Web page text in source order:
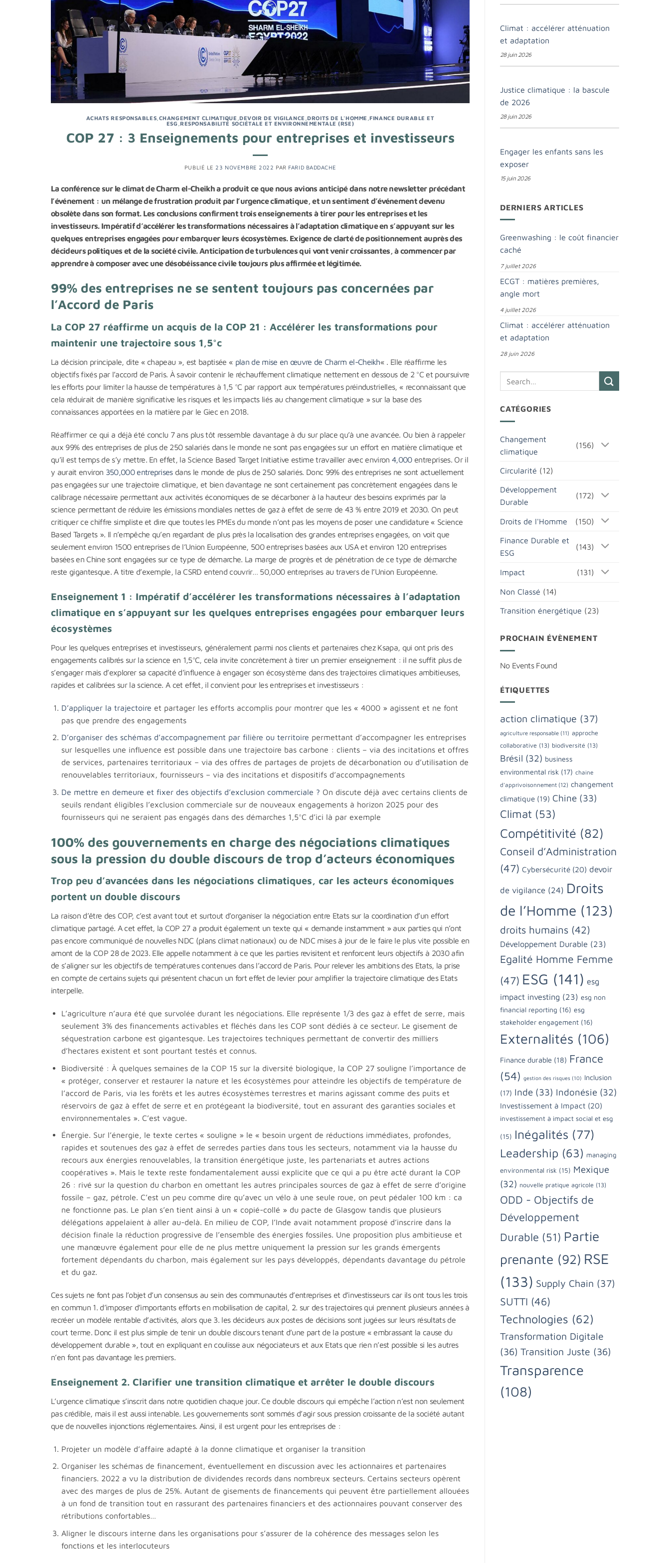
ACHATS RESPONSABLES CHANGEMENT CLIMATIQUE ,DEVOIR DE VIGILANCE ,DROITS DE L'HOMME ,FINANCE DURABLE ET
ESG ,RESPONSABILITÉ SOCIÉTALE ET ENVIRONNEMENTALE (RSE)
COP 27 : 3 Enseignements pour entreprises et investisseurs
PUBLIÉ LE 23 NOVEMBRE 2022 PAR FARID BADDACHE
La conférence sur le climat de Charm el-Cheikh a produit ce que nous avions anticipé dans notre newsletter précédant
l’événement : un mélange de frustration produit par l’urgence climatique, et un sentiment d’événement devenu
obsolète dans son format. Les conclusions confirment trois enseignements à tirer pour les entreprises et les
investisseurs. Impératif d’accélérer les transformations nécessaires à l’adaptation climatique en s’appuyant sur les
quelques entreprises engagées pour embarquer leurs écosystèmes. Exigence de clarté de positionnement auprès des
décideurs politiques et de la société civile. Anticipation de turbulences qui vont venir croissantes, à commencer par
apprendre à composer avec une désobéissance civile toujours plus affirmée et légitimée.
99% des entreprises ne se sentent toujours pas concernées par
l’Accord de Paris
La COP 27 réaffirme un acquis de la COP 21 : Accélérer les transformations pour
maintenir une trajectoire sous 1,5°c
La décision principale, dite « chapeau », est baptisée « plan de mise en œuvre de Charm el-Cheikh« . Elle réaffirme les
objectifs fixés par l’accord de Paris. À savoir contenir le réchauffement climatique nettement en dessous de 2 °C et poursuivre
les efforts pour limiter la hausse de températures à 1,5 °C par rapport aux températures préindustrielles, « reconnaissant que
cela réduirait de manière significative les risques et les impacts liés au changement climatique » sur la base des
connaissances apportées en la matière par le Giec en 2018.
Réaffirmer ce qui a déjà été conclu 7 ans plus tôt ressemble davantage à du sur place qu’à une avancée. Ou bien à rappeler
aux 99% des entreprises de plus de 250 salariés dans le monde ne sont pas engagées sur un effort en matière climatique et
qu’il est temps de s’y mettre. En effet, la Science Based Target Initiative estime travailler avec environ4,000entreprises. Or il
y aurait environ 350,000 entreprisesdans le monde de plus de 250 salariés. Donc 99% des entreprises ne sont actuellement
pas engagées sur une trajectoire climatique, et bien davantage ne sont certainement pas concrètement engagées dans le
calibrage nécessaire permettant aux activités économiques de se décarboner à la hauteur des besoins exprimés par la
science permettant de réduire les émissions mondiales nettes de gaz à effet de serre de 43 % entre 2019 et 2030. On peut
critiquer ce chiffre simpliste et dire que toutes les PMEs du monde n’ont pas les moyens de poser une candidature « Science
Based Targets ». Il n’empêche qu’en regardant de plus près la localisation des grandes entreprises engagées, on voit que
seulement environ 1500 entreprises de l’Union Européenne, 500 entreprises basées aux USA et environ 120 entreprises
basées en Chine sont engagées sur ce type de démarche. La marge de progrès et de pénétration de ce type de démarche
reste gigantesque. A titre d’exemple, la CSRD entend couvrir… 50,000 entreprises au travers de l’Union Européenne.
Enseignement 1 : Impératif d’accélérer les transformations nécessaires à l’adaptation
climatique en s’appuyant sur les quelques entreprises engagées pour embarquer leurs
écosystèmes
Pour les quelques entreprises et investisseurs, généralement parmi nos clients et partenaires chez Ksapa, qui ont pris des
engagements calibrés sur la science en 1,5°C, cela invite concrètement à tirer un premier enseignement : il ne suffit plus de
s’engager mais d’explorer sa capacité d’influence à engager son écosystème dans des trajectoires climatiques ambitieuses,
rapides et calibrées sur la science. A cet effet, il convient pour les entreprises et investisseurs :
D’appliquer la trajectoire et partager les efforts accomplis pour montrer que les « 4000 » agissent et ne font
pas que prendre des engagements
D’organiser des schémas d’accompagnement par filière ou territoire permettant d’accompagner les entreprises
sur lesquelles une influence est possible dans une trajectoire bas carbone : clients – via des incitations et offres
de services, partenaires territoriaux – via des offres de partages de projets de décarbonation ou d’utilisation de
renouvelables territoriaux, fournisseurs – via des incitations et dispositifs d’accompagnements
De mettre en demeure et fixer des objectifs d’exclusion commerciale ? On discute déjà avec certains clients de
seuils rendant éligibles l’exclusion commerciale sur de nouveaux engagements à horizon 2025 pour des
fournisseurs qui ne seraient pas engagés dans des démarches 1,5°C d’ici là par exemple
100% des gouvernements en charge des négociations climatiques
sous la pression du double discours de trop d’acteurs économiques
Trop peu d’avancées dans les négociations climatiques, car les acteurs économiques
portent un double discours
La raison d’être des COP, c’est avant tout et surtout d’organiser la négociation entre Etats sur la coordination d’un effort
climatique partagé. A cet effet, la COP 27 a produit également un texte qui « demande instamment » aux parties qui n’ont
pas encore communiqué de nouvelles NDC (plans climat nationaux) ou de NDC mises à jour de le faire le plus vite possible en
amont de la COP 28 de 2023. Elle appelle notamment à ce que les parties revisitent et renforcent leurs objectifs à 2030 afin
de s’aligner sur les objectifs de températures contenues dans l’accord de Paris. Pour relever les ambitions des Etats, la prise
en compte de certains sujets qui présentent chacun un fort effet de levier pour amplifier la trajectoire climatique des Etats
interpelle.
L’agriculture n’aura été que survolée durant les négociations. Elle représente 1/3 des gaz à effet de serre, mais
seulement 3% des financements activables et fléchés dans les COP sont dédiés à ce secteur. Le gisement de
séquestration carbone est gigantesque. Les trajectoires techniques permettant de convertir des milliers
d’hectares existent et sont pourtant testés et connus.
Biodiversité : À quelques semaines de la COP 15 sur la diversité biologique, la COP 27 souligne l’importance de
« protéger, conserver et restaurer la nature et les écosystèmes pour atteindre les objectifs de température de
l’accord de Paris, via les forêts et les autres écosystèmes terrestres et marins agissant comme des puits et
réservoirs de gaz à effet de serre et en protégeant la biodiversité, tout en assurant des garanties sociales et
environnementales ». C’est vague.
Énergie. Sur l’énergie, le texte certes « souligne » le « besoin urgent de réductions immédiates, profondes,
rapides et soutenues des gaz à effet de serredes parties dans tous les secteurs, notamment via la hausse du
recours aux énergies renouvelables, la transition énergétique juste, les partenariats et autres actions
coopératives ». Mais le texte reste fondamentalement aussi explicite que ce qui a pu être acté durant la COP
26 : rivé sur la question du charbon en omettant les autres principales sources de gaz à effet de serre d’origine
fossile – gaz, pétrole. C’est un peu comme dire qu’avec un vélo à une seule roue, on peut pédaler 100 km : ca
ne fonctionne pas. Le plan s’en tient ainsi à un « copié-collé » du pacte de Glasgow tandis que plusieurs
délégations appelaient à aller au-delà. En milieu de COP, l’Inde avait notamment proposé d’inscrire dans la
décision finale la réduction progressive de l’ensemble des énergies fossiles. Une proposition plus ambitieuse et
une manœuvre également pour elle de ne plus mettre uniquement la pression sur les grands émergents
fortement dépendants du charbon, mais également sur les pays développés, dépendants davantage du pétrole
et du gaz.
Ces sujets ne font pas l’objet d’un consensus au sein des communautés d’entreprises et d’investisseurs car ils ont tous les trois
en commun 1. d’imposer d’importants efforts en mobilisation de capital, 2. sur des trajectoires qui prennent plusieurs années à
recréer un modèle rentable d’activités, alors que 3. les décideurs aux postes de décisions sont jugées sur leurs résultats de
court terme. Donc il est plus simple de tenir un double discours tenant d’une part de la posture « embrassant la cause du
développement durable », tout en expliquant en coulisse aux négociateurs et aux Etats que rien n’est possible si les autres
n’en font pas davantage les premiers.
Enseignement 2. Clarifier une transition climatique et arrêter le double discours
L’urgence climatique s’inscrit dans notre quotidien chaque jour. Ce double discours qui empêche l’action n’est non seulement
pas crédible, mais il est aussi intenable. Les gouvernements sont sommés d’agir sous pression croissante de la société autant
que de nouvelles injonctions réglementaires. Ainsi, il est urgent pour les entreprises de :
Projeter un modèle d’affaire adapté à la donne climatique et organiser la transition
Organiser les schémas de financement, éventuellement en discussion avec les actionnaires et partenaires
financiers. 2022 a vu la distribution de dividendes records dans nombreux secteurs. Certains secteurs opèrent
avec des marges de plus de 25%. Autant de gisements de financements qui peuvent être partiellement allouées
à un fond de transition tout en rassurant des partenaires financiers et des actionnaires pouvant conserver des
rétributions confortables…
Aligner le discours interne dans les organisations pour s’assurer de la cohérence des messages selon les
fonctions et les interlocuteurs
Climat : accélérer atténuation
et adaptation
28 juin 2026
Justice climatique : la bascule
de 2026
28 juin 2026
Engager les enfants sans les
exposer
15 juin 2026
DERNIERS ARTICLES
Greenwashing : le coût financier
caché
7 juillet 2026
ECGT : matières premières,
angle mort
4 juillet 2026
Climat : accélérer atténuation
et adaptation
28 juin 2026
CATÉGORIES
Changement
climatique
(156)
Circularité (12)
Développement
Durable
(172)
Droits de l'Homme (150)
Finance Durable et
ESG
(143)
Impact (131)
Non Classé (14)
Transition énergétique (23)
PROCHAIN ÉVÈNEMENT
No Events Found
ÉTIQUETTES
action climatique (37)
agriculture responsable (11) approche
collaborative (13) biodiversité (13)
Brésil (32) business
environmental risk (17) chaine
d'apprivoisonnement (12) changement
climatique (19) Chine (33)
Climat (53)
Compétitivité (82)
Conseil d’Administration
(47) Cybersécurité (20) devoir
de vigilance (24) Droits
de l’Homme (123)
droits humains (42)
Développement Durable (23)
Egalité Homme Femme
(47) ESG (141) esg
impact investing (23) esg non
financial reporting (16) esg
stakeholder engagement (16)
Externalités (106)
Finance durable (18) France
(54) gestion des risques (10) Inclusion
(17) Inde (33) Indonésie (32)
Investissement à Impact (20)
investissement à impact social et esg
(15) Inégalités (77)
Leadership (63) managing
environmental risk (15) Mexique
(32) nouvelle pratique agricole (13)
ODD - Objectifs de
Développement
Durable (51) Partie
prenante (92) RSE
(133) Supply Chain (37)
SUTTI (46)
Technologies (62)
Transformation Digitale
(36) Transition Juste (36)
Transparence
(108)